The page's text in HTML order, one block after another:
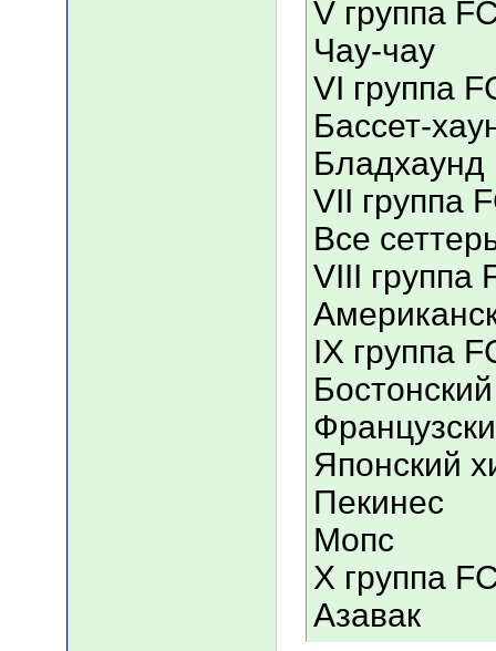
V группа
Чау-чау
VI группа
Бассет-
Бладхаунд
VII группа
Все
VIII группа
IX группа
Японский
Пекинес
Мопс
X группа
Азавак